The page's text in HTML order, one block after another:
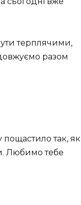
терплячими,
разом
так, як
Любимо тебе